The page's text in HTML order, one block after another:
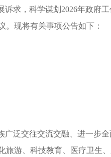
求，科学谋划2026年政府
。现将有关事项公告如下：
泛交往交流交融、进一步
游、科技教育、医疗卫生